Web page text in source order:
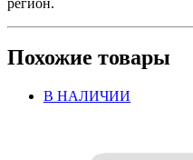
Похожие товары
В НАЛИЧИИ